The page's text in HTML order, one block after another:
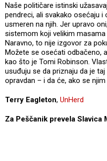
Naše političare istinski
pendreci, ali svakako osećaju i
usmeren na njih. Jer upravo
sistemom koji velikim masama
Naravno, to nije izgovor za
Možete se osećati odbačeno,
kao što je Tomi Robinson.
usuđuju se da priznaju da je
opravdan – i da će, ako se
Terry Eagleton, UnHerd
Za Peščanik prevela Slavica